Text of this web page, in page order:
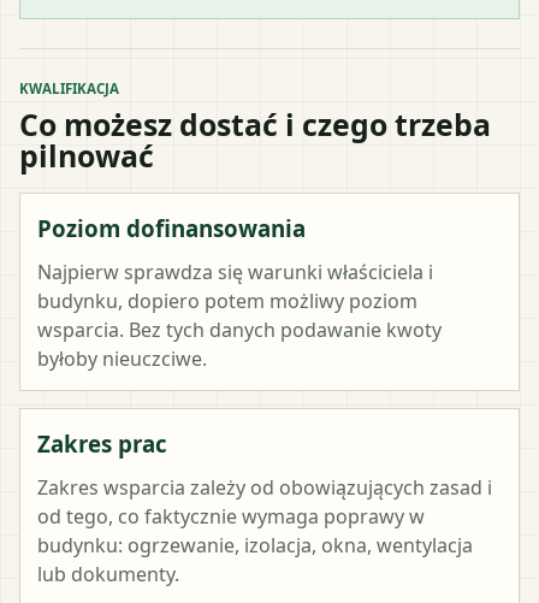
KWALIFIKACJA
Co możesz dostać i czego trzeba
pilnować
Poziom dofinansowania
Najpierw sprawdza się warunki właściciela i
budynku, dopiero potem możliwy poziom
wsparcia. Bez tych danych podawanie kwoty
byłoby nieuczciwe.
Zakres prac
Zakres wsparcia zależy od obowiązujących zasad i
od tego, co faktycznie wymaga poprawy w
budynku: ogrzewanie, izolacja, okna, wentylacja
lub dokumenty.